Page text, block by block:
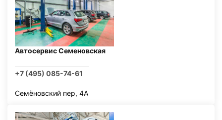
Автосервис Семеновская
+7 (495) 085-74-61
Семёновский пер, 4А